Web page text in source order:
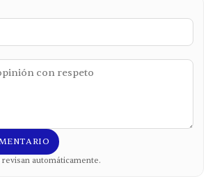
automáticamente.